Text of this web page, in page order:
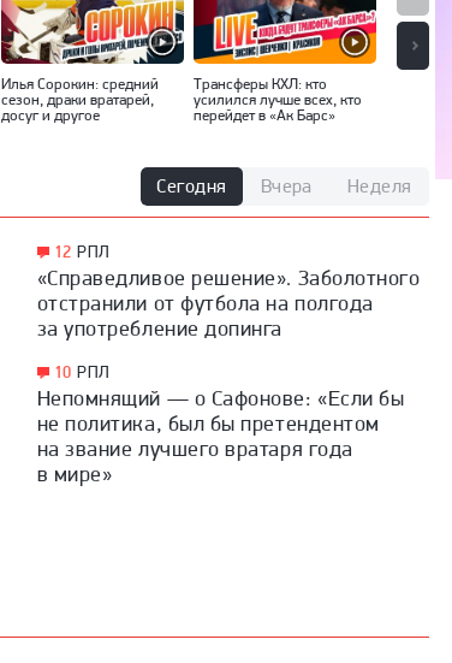
Илья Сорокин: средний
сезон, драки вратарей,
досуг и другое
Трансферы КХЛ: кто
усилился лучше всех, кто
перейдет в «Ак Барс»
Сегодня Вчера Неделя
12 РПЛ
«Справедливое решение». Заболотного
отстранили от футбола на полгода
за употребление допинга
10 РПЛ
Непомнящий — о Сафонове: «Если бы
не политика, был бы претендентом
на звание лучшего вратаря года
в мире»